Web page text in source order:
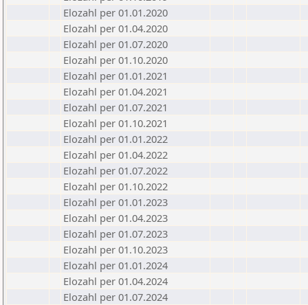
Elozahl per 01.01.2020
Elozahl per 01.04.2020
Elozahl per 01.07.2020
Elozahl per 01.10.2020
Elozahl per 01.01.2021
Elozahl per 01.04.2021
Elozahl per 01.07.2021
Elozahl per 01.10.2021
Elozahl per 01.01.2022
Elozahl per 01.04.2022
Elozahl per 01.07.2022
Elozahl per 01.10.2022
Elozahl per 01.01.2023
Elozahl per 01.04.2023
Elozahl per 01.07.2023
Elozahl per 01.10.2023
Elozahl per 01.01.2024
Elozahl per 01.04.2024
Elozahl per 01.07.2024